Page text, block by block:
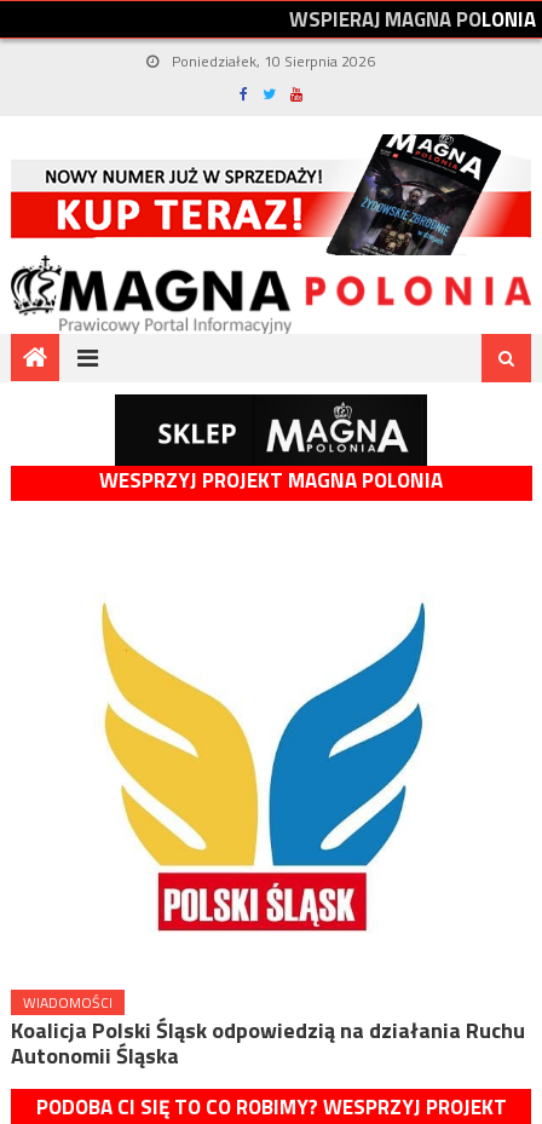
WSPIERAJMAGNAPOLONIA
Poniedziałek, 10 Sierpnia 2026
WESPRZYJ PROJEKT MAGNA POLONIA
WIADOMOŚCI
Koalicja Polski Śląsk odpowiedzią na działania Ruchu
Autonomii Śląska
PODOBA CI SIĘ TO CO ROBIMY? WESPRZYJ PROJEKT